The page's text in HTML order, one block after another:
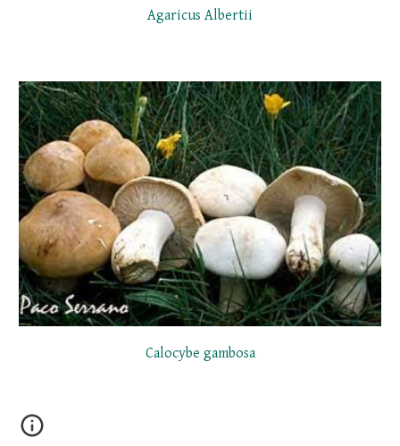
Agaricus Albertii
Calocybe gambosa